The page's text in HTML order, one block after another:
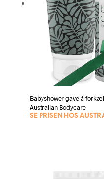
Babyshower gave â
Australian Bodycare
SE PRISEN HOS